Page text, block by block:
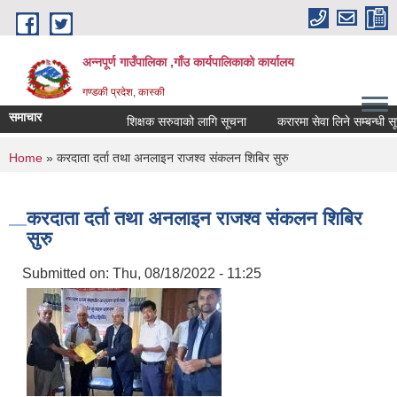
Skip to main content
अन्नपूर्ण गाउँपालिका ,गाँउ कार्यपालिकाको कार्यालय
गण्डकी प्रदेश, कास्की
समाचार शिक्षक सरुवाको लागि सूचना करारमा सेवा लिने सम्बन्धी
You are here
Home » करदाता दर्ता तथा अनलाइन राजश्व संकलन शिबिर सुरु
करदाता दर्ता तथा अनलाइन राजश्व संकलन शिबिर
सुरु
Submitted on: Thu, 08/18/2022 - 11:25